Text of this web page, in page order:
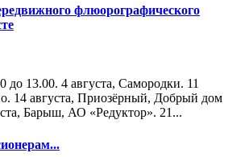
флюорографического
до 13.00. 4 августа, Самородки. 11
14 августа, Приозёрный, Добрый дом
Барыш, АО «Редуктор». 21...